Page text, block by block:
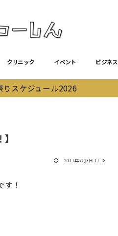
クリニック イベント ビジネス
スケジュール2026
2011年7月3日 11:18
す！